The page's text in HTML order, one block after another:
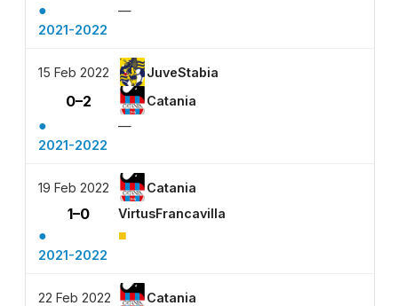
●
—
2021-2022
15 Feb 2022 JuveStabia
0–2 Catania
●
—
2021-2022
19 Feb 2022 Catania
1–0 VirtusFrancavilla
● ■
2021-2022
22 Feb 2022 Catania